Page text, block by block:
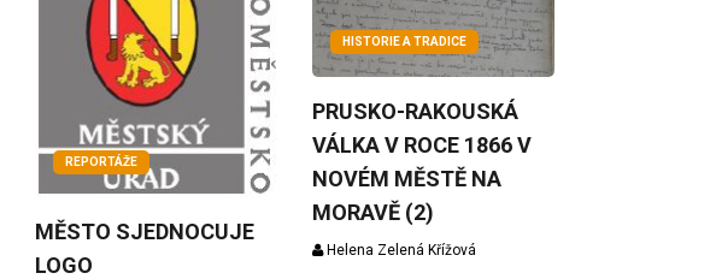
REPORTÁŽE
MĚSTO SJEDNOCUJE
LOGO
HISTORIE A TRADICE
PRUSKO-RAKOUSKÁ
VÁLKA V ROCE 1866 V
NOVÉM MĚSTĚ NA
MORAVĚ (2)
Helena Zelená Křížová